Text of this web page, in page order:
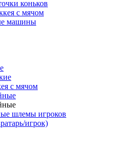
коньков
с мячом
машины
с мячом
шлемы игроков
игрок)